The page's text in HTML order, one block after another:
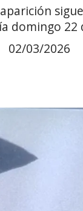
domingo 22
02/03/2026